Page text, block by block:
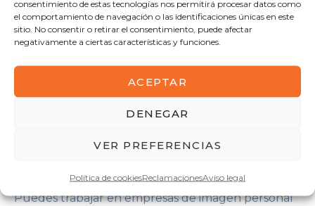
consentimiento de estas tecnologías nos permitirá procesar datos como
el comportamiento de navegación o las identificaciones únicas en este
sitio. No consentir o retirar el consentimiento, puede afectar
negativamente a ciertas características y funciones.
ACEPTAR
DENEGAR
VER PREFERENCIAS
Política de cookiesReclamacionesAviso legal
Técnica / técnico en corte de cabello.
Técnica / técnico en posticería.
Técnica / técnico en manicura.
Técnica / técnico en pedicura.
Técnica / técnico o agente comercial de
empresas del sector.
Recepcionista en empresas peluquería.
cosméticos y técnicas de peluquería.
Puedes trabajar en empresas de imagen personal